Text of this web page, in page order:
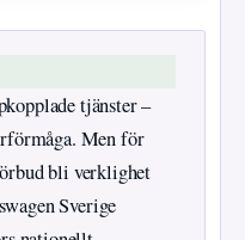
tjänster –
Men för
bli verklighet
Sverige